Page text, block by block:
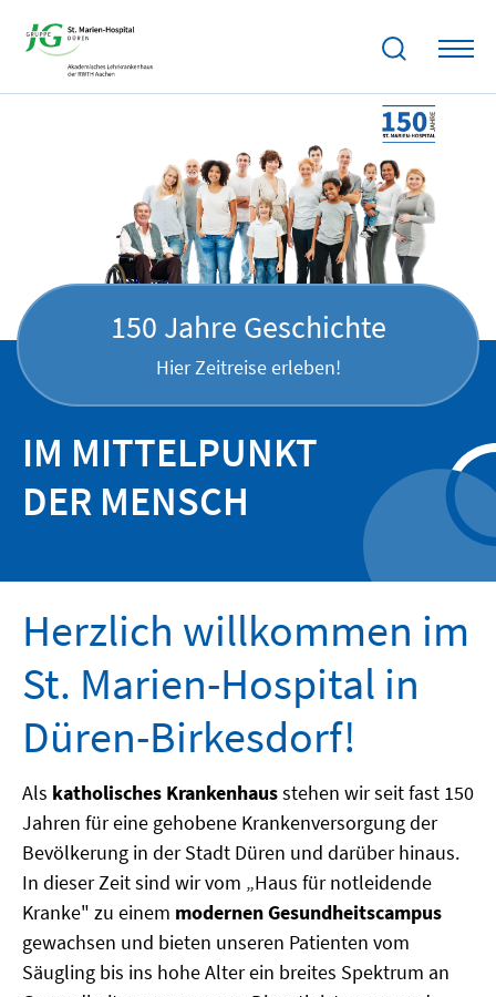
IM MITTELPUNKT
DER MENSCH
150 Jahre Geschichte
Hier Zeitreise erleben!
Herzlich willkommen im
St. Marien-Hospital in
Düren-Birkesdorf!
Als katholisches Krankenhausstehen wir seit fast 150
Jahren für eine gehobene Krankenversorgung der
Bevölkerung in der Stadt Düren und darüber hinaus.
In dieser Zeit sind wir vom „Haus für notleidende
Kranke" zu einem modernen Gesundheitscampus
gewachsen und bieten unseren Patienten vom
Säugling bis ins hohe Alter ein breites Spektrum an